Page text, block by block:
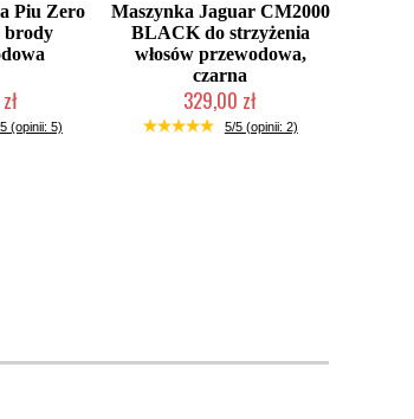
Piu Zero
brody
w 24h)
(opinii: 5)
Maszynka Jaguar CM2000
BLACK do strzyżenia
włosów przewodowa,
czarna
329,00 zł
Mała ilość (wysyłka w 24h)
5/5 (opinii: 2)